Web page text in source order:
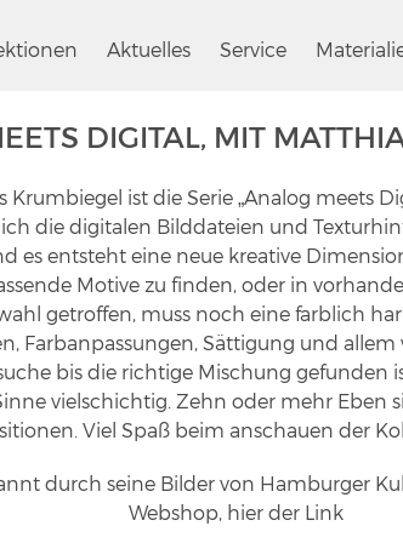
Aktuelles Service
DIGITAL, MIT
ist die Serie „Analog meets
die digitalen Bilddateien und
es entsteht eine neue kreative
Motive zu finden, oder in
getroffen, muss noch eine farblich
Farbanpassungen, Sättigung und
bis die richtige Mischung gefunden
vielschichtig. Zehn oder mehr Eben
Viel Spaß beim anschauen der
durch seine Bilder von Hamburger
Webshop, hier der Link